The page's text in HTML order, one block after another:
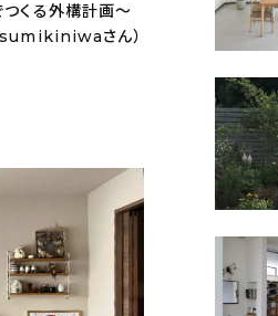
つくる外構計画〜
さん）